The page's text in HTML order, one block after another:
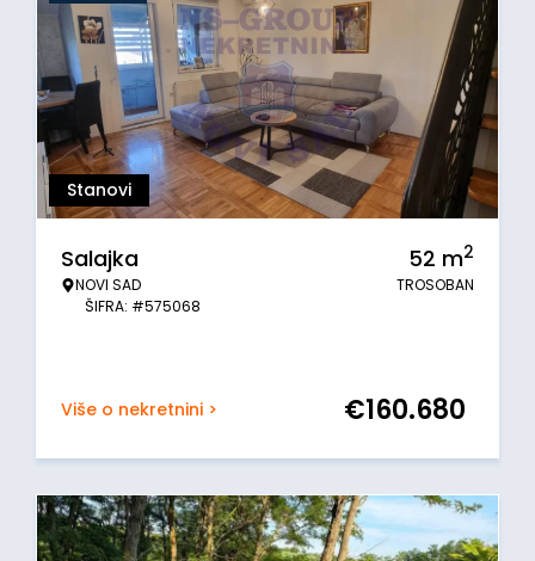
Stanovi
Salajka
NOVI SAD
ŠIFRA: #575068
52 m2
TROSOBAN
Više o nekretnini > €160.680